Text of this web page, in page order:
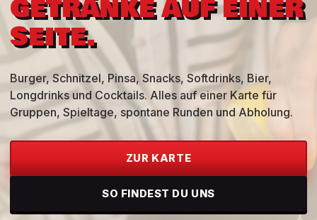
GETRÄNKE AUF EINER
SEITE.
Burger, Schnitzel, Pinsa, Snacks, Softdrinks, Bier,
Longdrinks und Cocktails. Alles auf einer Karte für
Gruppen, Spieltage, spontane Runden und Abholung.
ZUR KARTE
SO FINDEST DU UNS